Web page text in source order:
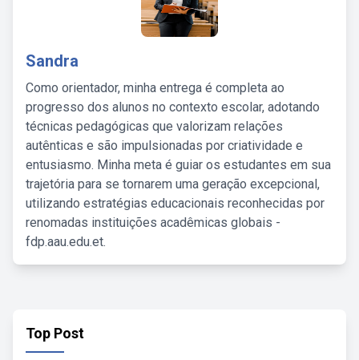
Sandra
Como orientador, minha entrega é completa ao
progresso dos alunos no contexto escolar, adotando
técnicas pedagógicas que valorizam relações
autênticas e são impulsionadas por criatividade e
entusiasmo. Minha meta é guiar os estudantes em sua
trajetória para se tornarem uma geração excepcional,
utilizando estratégias educacionais reconhecidas por
renomadas instituições acadêmicas globais -
fdp.aau.edu.et.
Top Post